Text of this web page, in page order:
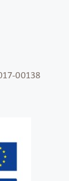
00138